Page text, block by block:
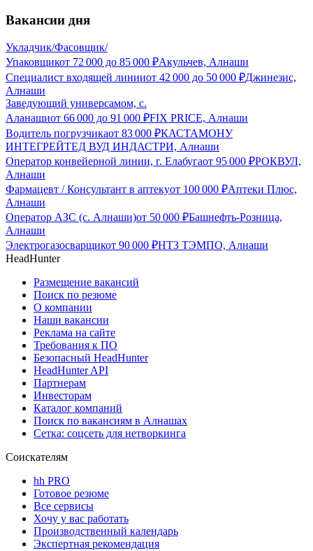
Вакансии дня
Укладчик/Фасовщик/
Упаковщикот 72 000 до 85 000 ₽Акульчев, Алнаши
Специалист входящей линииот 42 000 до 50 000 ₽Джинезис,
Алнаши
Заведующий универсамом, с.
Аланашиот 66 000 до 91 000 ₽FIX PRICE, Алнаши
Водитель погрузчикаот 83 000 ₽КАСТАМОНУ
ИНТЕГРЕЙТЕД ВУД ИНДАСТРИ, Алнаши
Оператор конвейерной линии, г. Елабугаот 95 000 ₽РОКВУЛ,
Алнаши
Фармацевт / Консультант в аптекуот 100 000 ₽Аптеки Плюс,
Алнаши
Оператор АЗС (с. Алнаши)от 50 000 ₽Башнефть-Розница,
Алнаши
Электрогазосварщикот 90 000 ₽НТЗ ТЭМПО, Алнаши
HeadHunter
Размещение вакансий
Поиск по резюме
О компании
Наши вакансии
Реклама на сайте
Требования к ПО
Безопасный HeadHunter
HeadHunter API
Партнерам
Инвесторам
Каталог компаний
Поиск по вакансиям в Алнашах
Сетка: соцсеть для нетворкинга
Соискателям
hh PRO
Готовое резюме
Все сервисы
Хочу у вас работать
Производственный календарь
Экспертная рекомендация